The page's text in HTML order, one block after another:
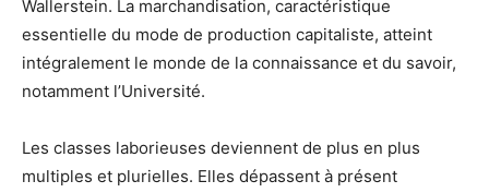
Wallerstein. La marchandisation, caractéristique
essentielle du mode de production capitaliste, atteint
intégralement le monde de la connaissance et du savoir,
notamment l’Université.
Les classes laborieuses deviennent de plus en plus
multiples et plurielles. Elles dépassent à présent